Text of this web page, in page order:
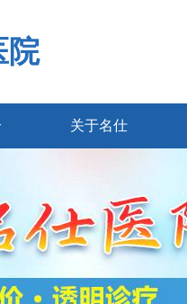
院
关于名仕